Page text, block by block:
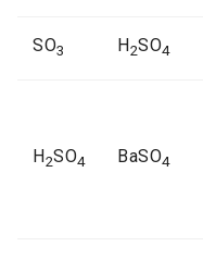
SO3 H 2SO4
H 2SO4 BaSO4